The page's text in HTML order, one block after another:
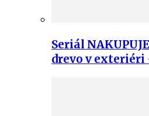
Seriál
drevo v exteriéri